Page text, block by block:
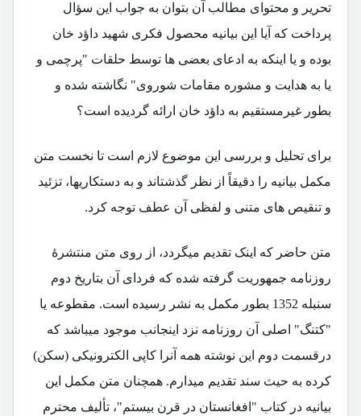
تحریر و محتوای مطالب آن بتوان به جواب این سؤال
پرداخت که آیا این بیانیه محصول فکری شهید داؤد خان
بوده و یا اینکه به ادعای بعضی ها توسط حلقات "پرچمی و
یا به هدایت و مشوره مقامات شوروی" نگاشته شده و
بطور غیرمستقیم به داؤد خان ارائه گردیده است؟
برای تحلیل و بررسی این موضوع لازم است تا نخست متن
مکمل بیانیه را دقیقاً از نظر گذشتاند و به دستکاریها، تزئید
و تنقیص های متنی و لفظی آن عطف توجه کرد.
متن حاضر که اینک تقدیم میگردد، از روی متن منتشرۀ
روزنامه جمهوریت گرفته شده که فردای آن بتاریخ دوم
سنبله 1352 بطور مکمل به نشر رسیده است. مقطوعه یا
"کتنگ" اصلی آن روزنامه نزد اینجانب موجود میباشد که
درقسمت دوم این نوشته همه آنرا کاپی الکترونیکی (سکن)
کرده به حیث سند تقدیم میدارم. همچنان متن مکمل این
بیانیه در کتاب "افغانستان در قرن بیستم"، تألیف محترم